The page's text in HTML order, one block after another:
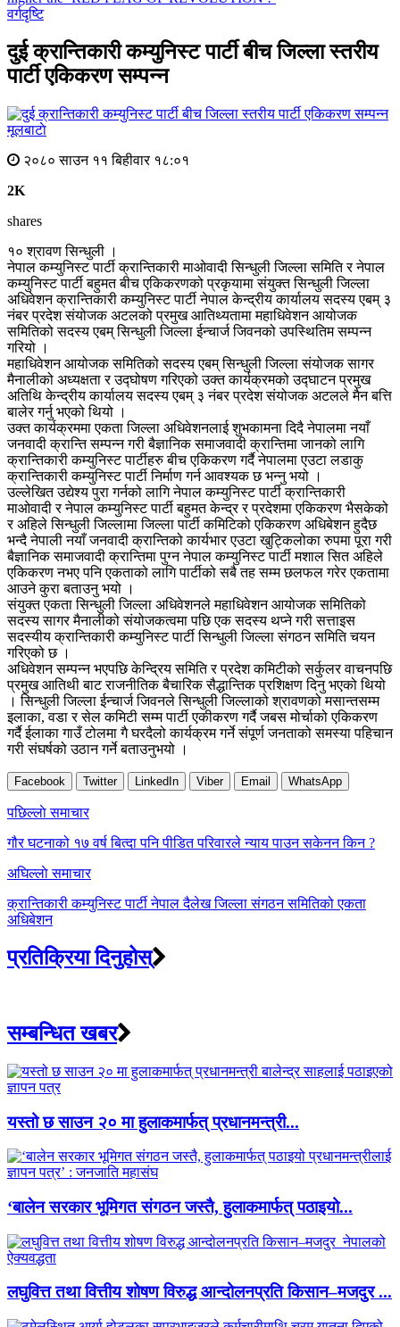
वर्गदृष्टि
दुई क्रान्तिकारी कम्युनिस्ट पार्टी बीच जिल्ला स्तरीय
पार्टी एकिकरण सम्पन्न
मूलबाटाे
२०८० साउन ११ बिहीवार १८:०१
2K
shares
१० श्रावण सिन्धुली ।
नेपाल कम्युनिस्ट पार्टी क्रान्तिकारी माओवादी सिन्धुली जिल्ला समिति र नेपाल
कम्युनिस्ट पार्टी बहुमत बीच एकिकरणको प्रकृयामा संयुक्त सिन्धुली जिल्ला
अधिवेशन क्रान्तिकारी कम्युनिस्ट पार्टी नेपाल केन्द्रीय कार्यालय सदस्य एबम् ३
नंबर प्रदेश संयोजक अटलको प्रमुख आतिथ्यतामा महाधिवेशन आयोजक
समितिको सदस्य एबम् सिन्धुली जिल्ला ईन्चार्ज जिवनको उपस्थितिम सम्पन्न
गरियो ।
महाधिवेशन आयोजक समितिको सदस्य एबम् सिन्धुली जिल्ला संयोजक सागर
मैनालीको अध्यक्षता र उद्घोषण गरिएको उक्त कार्यक्रमको उद्घाटन प्रमुख
अतिथि केन्द्रीय कार्यालय सदस्य एबम् ३ नंबर प्रदेश संयोजक अटलले मैन बत्ति
बालेर गर्नु भएको थियो ।
उक्त कार्यक्रममा एकता जिल्ला अधिवेशनलाई शुभकामना दिदै नेपालमा नयाँ
जनवादी क्रान्ति सम्पन्न गरी बैज्ञानिक समाजवादी क्रान्तिमा जानको लागि
क्रान्तिकारी कम्युनिस्ट पार्टीहरु बीच एकिकरण गर्दै नेपालमा एउटा लडाकु
क्रान्तिकारी कम्युनिस्ट पार्टी निर्माण गर्न आवश्यक छ भन्नु भयो ।
उल्लेखित उद्येश्य पुरा गर्नको लागि नेपाल कम्युनिस्ट पार्टी क्रान्तिकारी
माओवादी र नेपाल कम्युनिस्ट पार्टी बहुमत केन्द्र र प्रदेशमा एकिकरण भैसकेको
र अहिले सिन्धुली जिल्लामा जिल्ला पार्टी कमिटिको एकिकरण अधिबेशन हुदैछ
भन्दै नेपाली नयाँ जनवादी क्रान्तिको कार्यभार एउटा खुट्किलोका रुपमा पूरा गरी
बैज्ञानिक समाजवादी क्रान्तिमा पुग्न नेपाल कम्युनिस्ट पार्टी मशाल सित अहिले
एकिकरण नभए पनि एकताको लागि पार्टीको सबै तह सम्म छलफल गरेर एकतामा
आउने कुरा बताउनु भयो ।
संयुक्त एकता सिन्धुली जिल्ला अधिवेशनले महाधिवेशन आयोजक समितिको
सदस्य सागर मैनालीको संयोजकत्वमा पछि एक सदस्य थप्ने गरी सत्ताइस
सदस्यीय क्रान्तिकारी कम्युनिस्ट पार्टी सिन्धुली जिल्ला संगठन समिति चयन
गरिएको छ ।
अधिवेशन सम्पन्न भएपछि केन्द्रिय समिति र प्रदेश कमिटीको सर्कुलर वाचनपछि
प्रमुख आतिथी बाट राजनीतिक बैचारिक सैद्धान्तिक प्रशिक्षण दिनु भएको थियो
। सिन्धुली जिल्ला ईन्चार्ज जिवनले सिन्धुली जिल्लाको श्रावणको मसान्तसम्म
इलाका, वडा र सेल कमिटी सम्म पार्टी एकीकरण गर्दै जबस मोर्चाको एकिकरण
गर्दै ईलाका गाउँ टोलमा गै घरदैलो कार्यक्रम गर्ने संपूर्ण जनताको समस्या पहिचान
गरी संघर्षको उठान गर्ने बताउनुभयो ।
Facebook Twitter LinkedIn Viber Email WhatsApp
Post
navigation
पछिल्लाे समाचार
गौर घटनाको १७ वर्ष बित्दा पनि पीडित परिवारले न्याय पाउन सकेनन किन ?
अघिल्लाे समाचार
क्रान्तिकारी कम्युनिस्ट पार्टी नेपाल दैलेख जिल्ला संगठन समितिको एकता
अधिबेशन
प्रतिक्रिया दिनुहोस्
सम्बन्धित खबर
यस्तो छ साउन २० मा हुलाकमार्फत् प्रधानमन्त्री...
‘बालेन सरकार भूमिगत संगठन जस्तै, हुलाकमार्फत् पठाइयो...
लघुवित्त तथा वित्तीय शोषण विरुद्ध आन्दोलनप्रति किसान–मजदुर ...